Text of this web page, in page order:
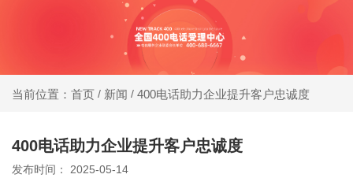
400电话受理中心
办400电话就选小轨®400，大品牌，号码
当前位置：首页 / 新闻 / 400电话助力企业提升客户忠诚度​ ​ ​ ​
400电话助力企业提升客户忠诚度​ ​ ​ ​
发布时间： 2025-05-14